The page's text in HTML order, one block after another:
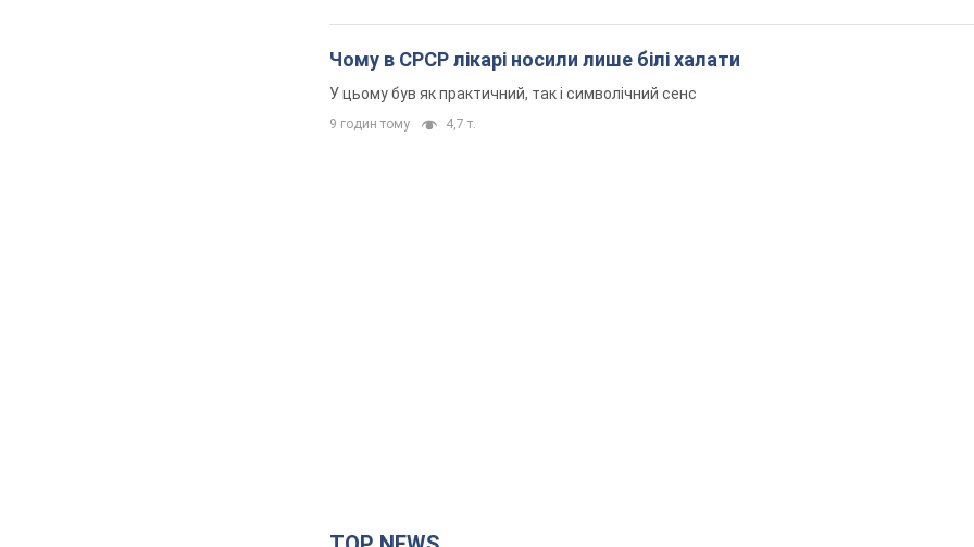
Чому в СРСР лікарі носили лише білі халати
У цьому був як практичний, так і символічний сенс
9 годин тому 4,7 т.